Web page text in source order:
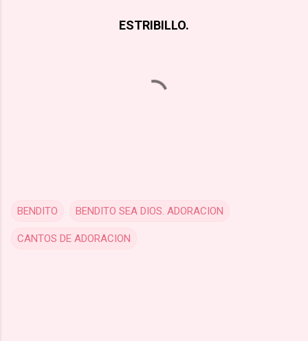
ESTRIBILLO.
BENDITO BENDITO SEA DIOS. ADORACION
CANTOS DE ADORACION